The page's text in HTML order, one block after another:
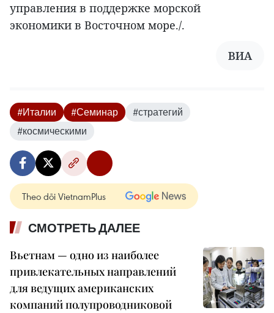
управления в поддержке морской
экономики в Восточном море./.
ВИА
#Италии #Семинар
#стратегий
#космическими
Theo dõi VietnamPlus
СМОТРЕТЬ ДАЛЕЕ
Вьетнам — одно из наиболее
привлекательных направлений
для ведущих американских
компаний полупроводниковой